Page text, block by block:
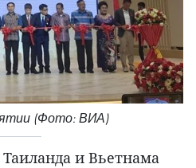
(Фото: ВИА)
и Вьетнама